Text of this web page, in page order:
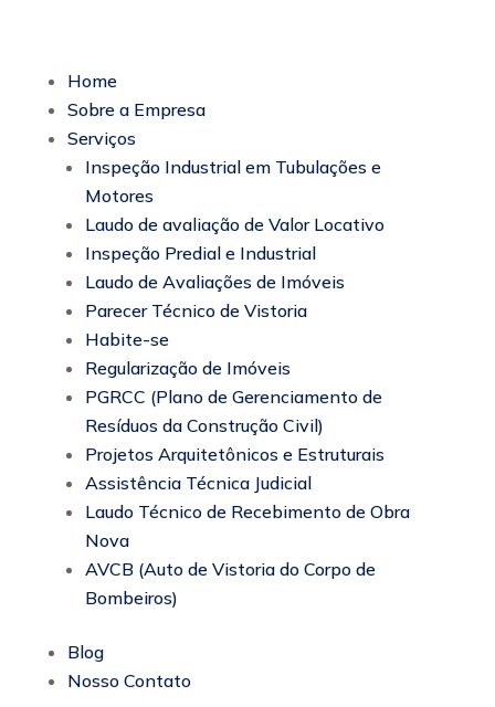
Home
Sobre a Empresa
Serviços
Inspeção Industrial em Tubulações e
Motores
Laudo de avaliação de Valor Locativo
Inspeção Predial e Industrial
Laudo de Avaliações de Imóveis
Parecer Técnico de Vistoria
Habite-se
Regularização de Imóveis
PGRCC (Plano de Gerenciamento de
Resíduos da Construção Civil)
Projetos Arquitetônicos e Estruturais
Assistência Técnica Judicial
Laudo Técnico de Recebimento de Obra
Nova
AVCB (Auto de Vistoria do Corpo de
Bombeiros)
Blog
Nosso Contato